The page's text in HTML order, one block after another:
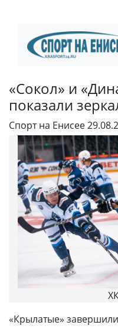
«Сокол» и
показали
Спорт на Енисее
«Крылатые»